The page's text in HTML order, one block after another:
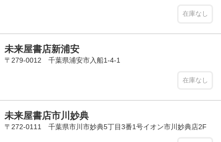
在庫なし
未来屋書店新浦安
〒279-0012 千葉県浦安市入船1-4-1
在庫なし
未来屋書店市川妙典
〒272-0111 千葉県市川市妙典5丁目3番1号イオン市川妙典店2F